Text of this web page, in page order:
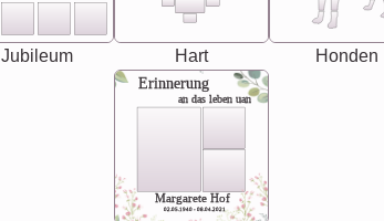
Jubileum Hart Honden
Erinnerung
an das leben uan
Margarete Hof
02.05.1940 - 08.04.2021